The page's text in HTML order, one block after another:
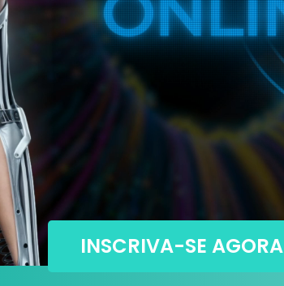
INSCRIVA-SE AGORA